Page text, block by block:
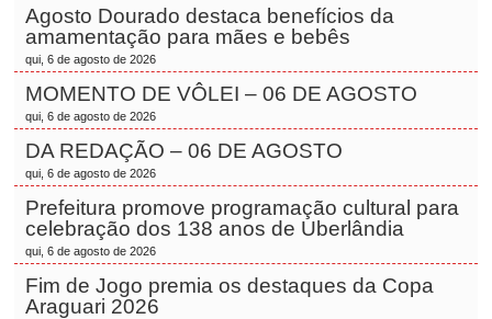
Agosto Dourado destaca benefícios da
amamentação para mães e bebês
qui, 6 de agosto de 2026
MOMENTO DE VÔLEI – 06 DE AGOSTO
qui, 6 de agosto de 2026
DA REDAÇÃO – 06 DE AGOSTO
qui, 6 de agosto de 2026
Prefeitura promove programação cultural para
celebração dos 138 anos de Uberlândia
qui, 6 de agosto de 2026
Fim de Jogo premia os destaques da Copa
Araguari 2026